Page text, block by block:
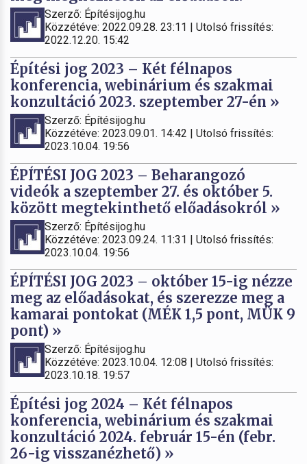
Szerző: Építésijog.hu
Közzétéve: 2022.09.28. 23:11 | Utolsó frissítés:
2022.12.20. 15:42
Építési jog 2023 – Két félnapos
konferencia, webinárium és szakmai
konzultáció 2023. szeptember 27-én »
Szerző: Építésijog.hu
Közzétéve: 2023.09.01. 14:42 | Utolsó frissítés:
2023.10.04. 19:56
ÉPÍTÉSI JOG 2023 – Beharangozó
videók a szeptember 27. és október 5.
között megtekinthető előadásokról »
Szerző: Építésijog.hu
Közzétéve: 2023.09.24. 11:31 | Utolsó frissítés:
2023.10.04. 19:56
ÉPÍTÉSI JOG 2023 – október 15-ig nézze
meg az előadásokat, és szerezze meg a
kamarai pontokat (MÉK 1,5 pont, MÜK 9
pont) »
Szerző: Építésijog.hu
Közzétéve: 2023.10.04. 12:08 | Utolsó frissítés:
2023.10.18. 19:57
Építési jog 2024 – Két félnapos
konferencia, webinárium és szakmai
konzultáció 2024. február 15-én (febr.
26-ig visszanézhető) »